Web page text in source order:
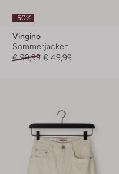
-50%
Vingino
Sommerjacken
€ 99,99 € 49,99